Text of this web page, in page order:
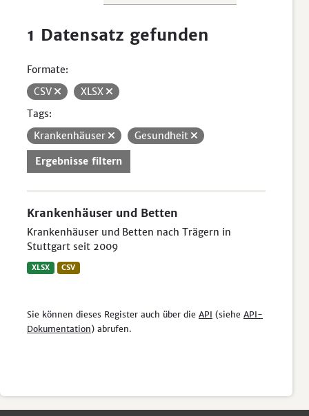
1 Datensatz gefunden
Formate:
CSV
XLSX
Tags:
Krankenhäuser
Gesundheit
Ergebnisse filtern
Krankenhäuser und Betten
Krankenhäuser und Betten nach Trägern in
Stuttgart seit 2009
XLSX CSV
Sie können dieses Register auch über die API (siehe API-
Dokumentation) abrufen.